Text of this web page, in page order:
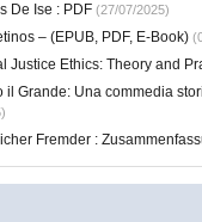
De Ise : PDF(27/07/2025)
– (EPUB, PDF, E-Book)
Justice Ethics: Theory and
il Grande: Una commedia
Fremder :